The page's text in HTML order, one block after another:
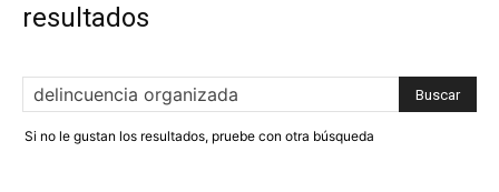
Digital
resultados
Si no le gustan los resultados, pruebe con otra búsqueda